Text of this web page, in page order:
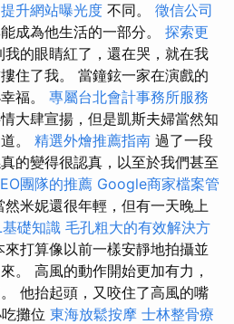
升網站曝光度 不同。 徵信公司
成為他生活的一部分。 探索更
我的眼睛紅了，還在哭，就在我
住了我。 當鐘鉉一家在演戲的
福。 專屬台北會計事務所服務
大肆宣揚，但是凱斯夫婦當然知
。 精選外燴推薦指南 過了一段
的變得很認真，以至於我們甚至
團隊的推薦 Google商家檔案管
米妮還很年輕，但有一天晚上
礎知識 毛孔粗大的有效解決方
來打算像以前一樣安靜地拍攝並
。 高風的動作開始更加有力，
他抬起頭，又咬住了高風的嘴
攤位 東海放鬆按摩 士林整骨療